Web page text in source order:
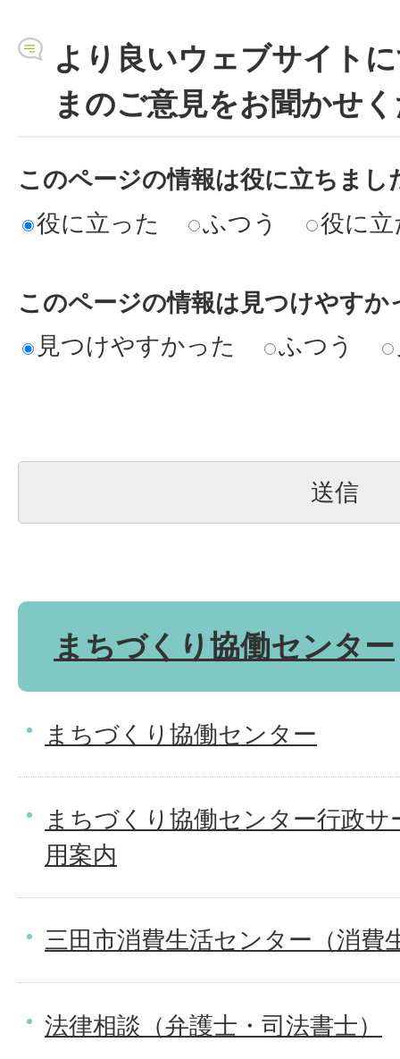
より良いウェブサイト
まのご意見をお聞かせ
このページの情報は役に立ちまし
役に立った
ふつう 役に
このページの情報は見つけやすか
見つけやすかった
ふつう
まちづくり協働センター
まちづくり協働センター
まちづくり協働センター行政
用案内
三田市消費生活センター（消費
法律相談（弁護士・司法書士）